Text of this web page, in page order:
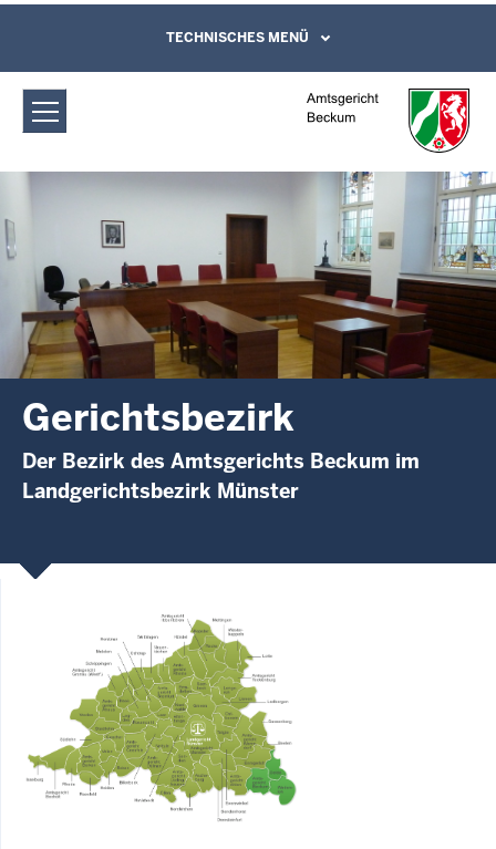
Amtsgericht Beckum: Gerichtsbezirk
Direkt zum Inhalt
Leichte Sprache, Gebärdensprachenvideo
und Kontaktformular
TECHNISCHES MENÜ
Gerichtsbezirk
Der Bezirk des Amtsgerichts Beckum im
Landgerichtsbezirk Münster